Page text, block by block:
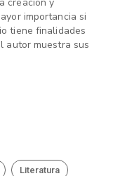
importancia si
tiene finalidades
autor muestra sus
Literatura